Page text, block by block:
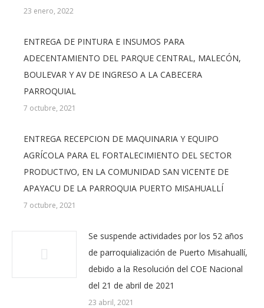
23 enero, 2022
ENTREGA DE PINTURA E INSUMOS PARA
ADECENTAMIENTO DEL PARQUE CENTRAL, MALECÓN,
BOULEVAR Y AV DE INGRESO A LA CABECERA
PARROQUIAL
7 octubre, 2021
ENTREGA RECEPCION DE MAQUINARIA Y EQUIPO
AGRÍCOLA PARA EL FORTALECIMIENTO DEL SECTOR
PRODUCTIVO, EN LA COMUNIDAD SAN VICENTE DE
APAYACU DE LA PARROQUIA PUERTO MISAHUALLÍ
7 octubre, 2021
Se suspende actividades por los 52 años
de parroquialización de Puerto Misahuallí,
debido a la Resolución del COE Nacional
del 21 de abril de 2021
23 abril, 2021